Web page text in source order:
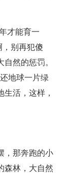
才能育一
，别再犯傻
然的惩罚。
地球一片绿
活，这样，
，那奔跑的小
森林，大自然